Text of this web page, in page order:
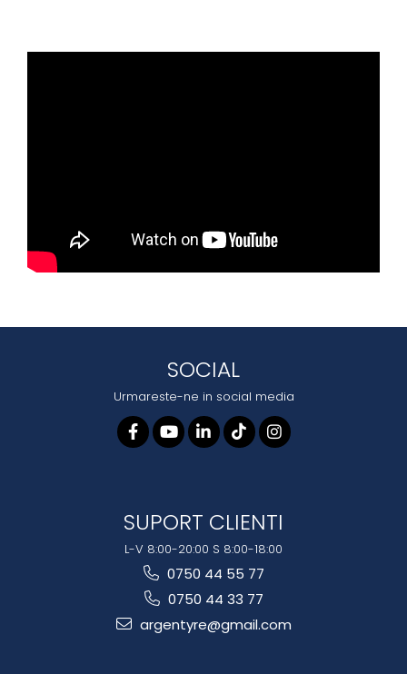
SOCIAL
Urmareste-ne in social media
SUPORT CLIENTI
L-V 8:00-20:00 S 8:00-18:00
0750 44 55 77
0750 44 33 77
argentyre@gmail.com